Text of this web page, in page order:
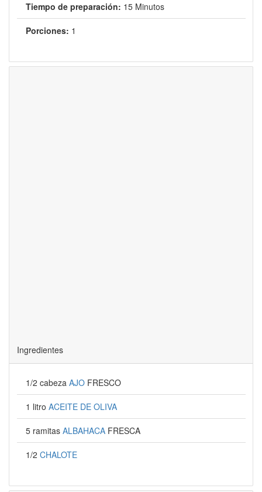
Tiempo de preparación: 15 Minutos
Porciones: 1
Ingredientes
1/2 cabeza AJO FRESCO
1 litro ACEITE DE OLIVA
5 ramitas ALBAHACA FRESCA
1/2 CHALOTE